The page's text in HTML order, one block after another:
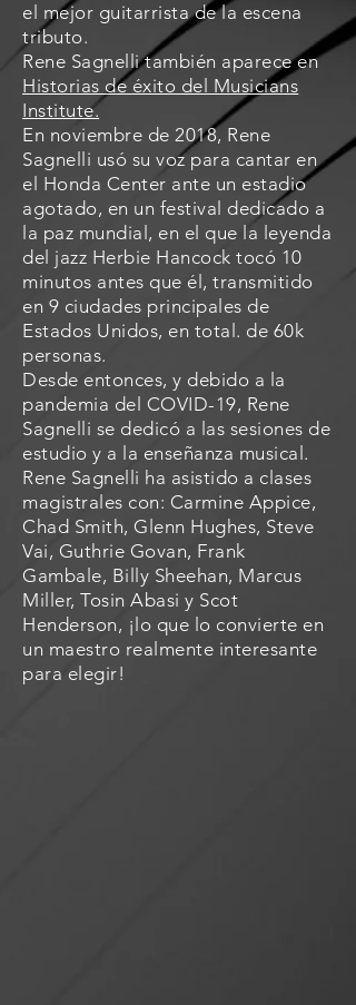
el mejor guitarrista de la escena
tributo.
Rene Sagnelli también aparece en
Historias de éxito del Musicians
Institute.
En noviembre de 2018, Rene
Sagnelli usó su voz para cantar en
el Honda Center ante un estadio
agotado, en un festival dedicado a
la paz mundial, en el que la leyenda
del jazz Herbie Hancock tocó 10
minutos antes que él, transmitido
en 9 ciudades principales de
Estados Unidos, en total. de 60k
personas.
Desde entonces, y debido a la
pandemia del COVID-19, Rene
Sagnelli se dedicó a las sesiones de
estudio y a la enseñanza musical.
Rene Sagnelli ha asistido a clases
magistrales con: Carmine Appice,
Chad Smith, Glenn Hughes, Steve
Vai, Guthrie Govan, Frank
Gambale, Billy Sheehan, Marcus
Miller, Tosin Abasi y Scot
Henderson, ¡lo que lo convierte en
un maestro realmente interesante
para elegir!